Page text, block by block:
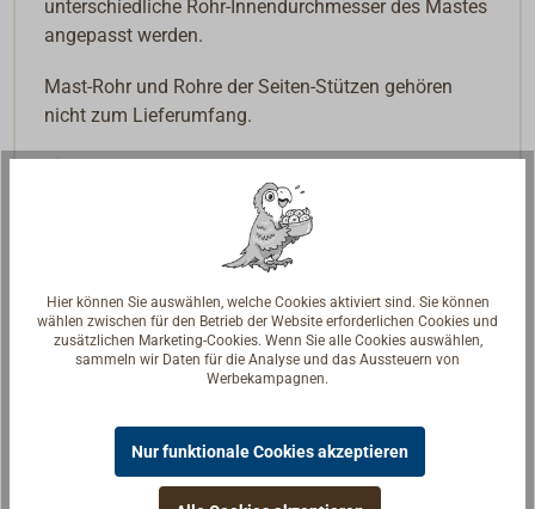
unterschiedliche Rohr-Innendurchmesser des Mastes
angepasst werden.
Mast-Rohr und Rohre der Seiten-Stützen gehören
nicht zum Lieferumfang.
Mastfuß vormontiert:Mittelteil mit
Kabelführung, 2x Montagewinkel, Gummi-
Mastaufnahme, Mast-Unterlegscheibe,
Montagezubehör
Mastschellen vormontiert: 2x Mastschell, 2x
Gummidämpfungsprofil, 2x Strebenendstück,
Montagezubehör
Gummiadapterhülse für Mastfuß
Hier können Sie auswählen, welche Cookies aktiviert sind. Sie können
wählen zwischen für den Betrieb der Website erforderlichen Cookies und
zusätzlichen Marketing-Cookies. Wenn Sie alle Cookies auswählen,
sammeln wir Daten für die Analyse und das Aussteuern von
Werbekampagnen.
Nur funktionale Cookies akzeptieren